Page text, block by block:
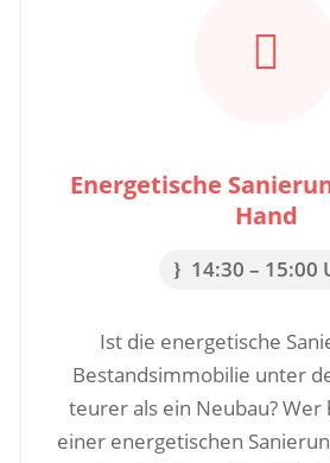

Energetische
Hand
14:30 – 15:00
Ist die energetische
Bestandsimmobilie unter
teurer als ein Neubau?
einer energetischen